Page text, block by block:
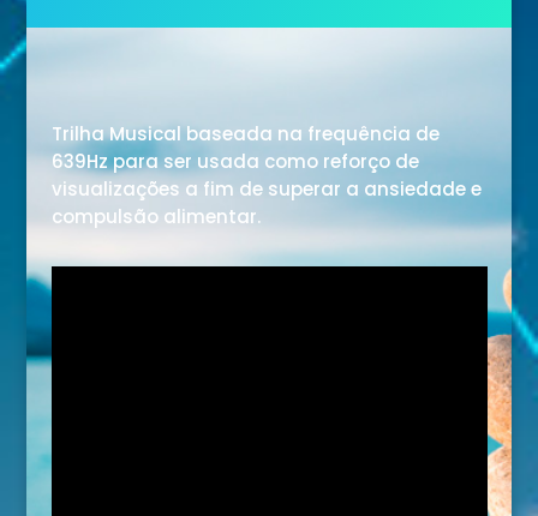
Trilha Musical baseada na frequência de
639Hz para ser usada como reforço de
visualizações a fim de superar a ansiedade e
compulsão alimentar.